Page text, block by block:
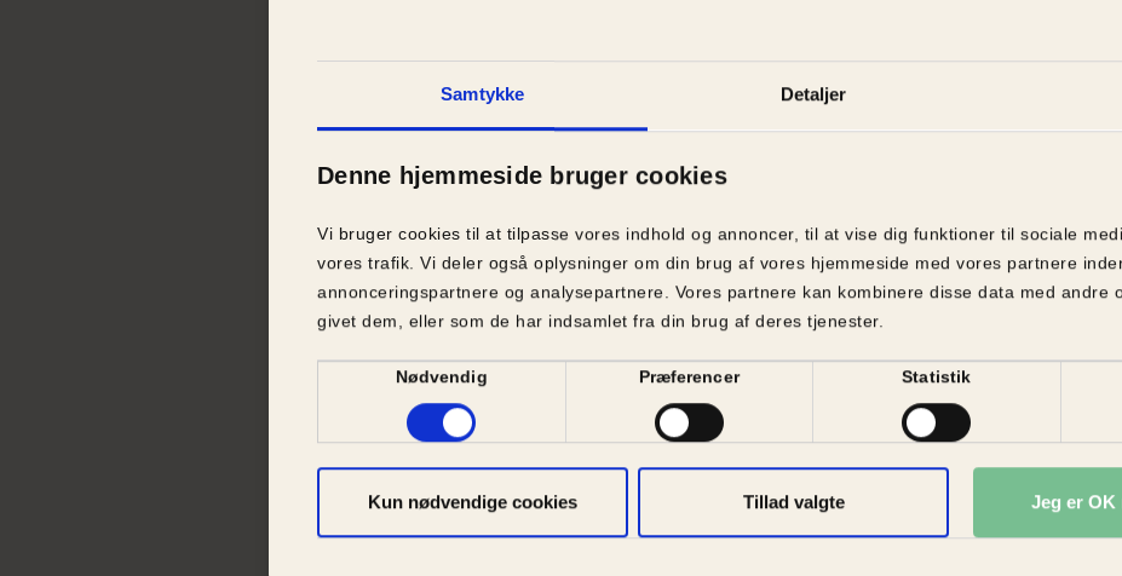
Samtykke Detaljer
Denne hjemmeside bruger cookies
Vi bruger cookies til at tilpasse vores indhold og annoncer, til at vise dig funktioner til sociale
vores trafik. Vi deler også oplysninger om din brug af vores hjemmeside med vores partnere
annonceringspartnere og analysepartnere. Vores partnere kan kombinere disse data med andre
givet dem, eller som de har indsamlet fra din brug af deres tjenester.
SamtykkevalgNødvendig Præferencer Statistik
Kun nødvendige cookies Tillad valgte Jeg er OK
- Køer er ikke produktionsenheder. De er sansende individer, og deres
hensynet til at holde hånden under et enorm dyretungt landbrug går
Aarhus Universiteter i øjeblikket i gang med at undersøge Bovaers
køernes velfærd. Projektet er det første af sin art, og resultaterne
2028.
Kender du én, der bør læse med?
Del artiklen i dit netværk og spred budskabet.